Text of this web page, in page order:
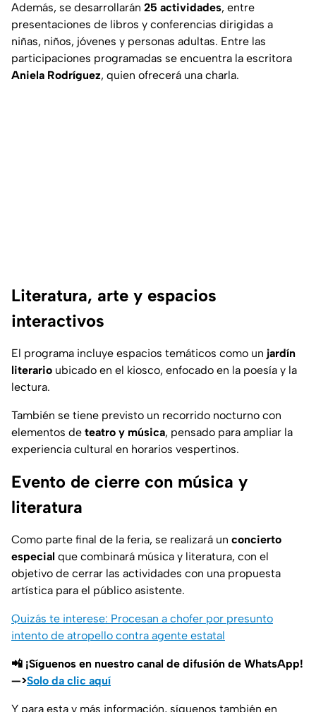
Además, se desarrollarán 25 actividades, entre
presentaciones de libros y conferencias dirigidas a
niñas, niños, jóvenes y personas adultas. Entre las
participaciones programadas se encuentra la escritora
Aniela Rodríguez, quien ofrecerá una charla.
Literatura, arte y espacios
interactivos
El programa incluye espacios temáticos como un jardín
literario ubicado en el kiosco, enfocado en la poesía y la
lectura.
También se tiene previsto un recorrido nocturno con
elementos de teatro y música, pensado para ampliar la
experiencia cultural en horarios vespertinos.
Evento de cierre con música y
literatura
Como parte final de la feria, se realizará un concierto
especial que combinará música y literatura, con el
objetivo de cerrar las actividades con una propuesta
artística para el público asistente.
Quizás te interese: Procesan a chofer por presunto
intento de atropello contra agente estatal
📲 ¡Síguenos en nuestro canal de difusión de WhatsApp!
—>Solo da clic aquí
Y para esta y más información, síguenos también en